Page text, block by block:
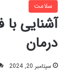
سلامت
آشنایی
درمان
سپتامبر 20, 2024